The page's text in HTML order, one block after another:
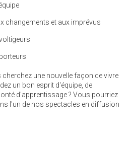
changements et aux imprévus
une nouvelle façon de vivre
un bon esprit d'équipe, de
d'apprentissage ? Vous pourriez
l'un de nos spectacles en diffusion